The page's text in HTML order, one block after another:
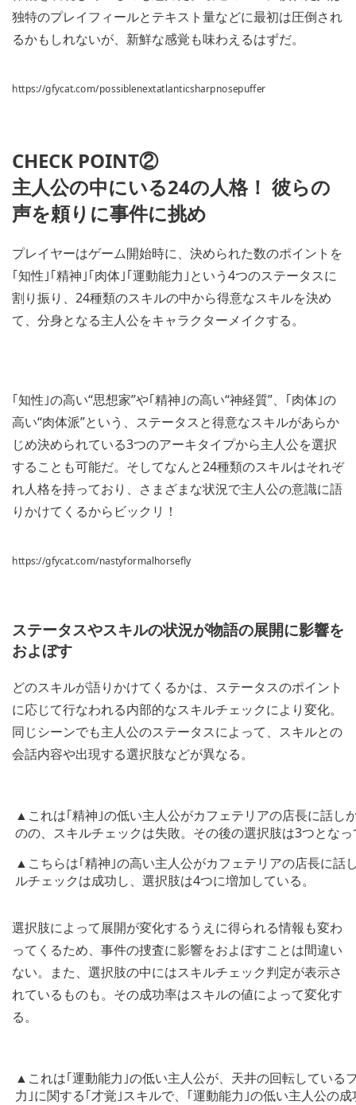
独特のプレイフィールとテキスト量などに最初は圧倒され
るかもしれないが、新鮮な感覚も味わえるはずだ。
https://gfycat.com/possiblenextatlanticsharpnosepuffer
CHECK POINT②
主人公の中にいる24の人格！ 彼らの
声を頼りに事件に挑め
プレイヤーはゲーム開始時に、決められた数のポイントを
｢知性｣｢精神｣｢肉体｣｢運動能力｣という4つのステータスに
割り振り、24種類のスキルの中から得意なスキルを決め
て、分身となる主人公をキャラクターメイクする。
｢知性｣の高い“思想家”や｢精神｣の高い“神経質”、｢肉体｣の
高い“肉体派”という、ステータスと得意なスキルがあらか
じめ決められている3つのアーキタイプから主人公を選択
することも可能だ。そしてなんと24種類のスキルはそれぞ
れ人格を持っており、さまざまな状況で主人公の意識に語
りかけてくるからビックリ！
https://gfycat.com/nastyformalhorsefly
ステータスやスキルの状況が物語の展開に影響を
およぼす
どのスキルが語りかけてくるかは、ステータスのポイント
に応じて行なわれる内部的なスキルチェックにより変化。
同じシーンでも主人公のステータスによって、スキルとの
会話内容や出現する選択肢などが異なる。
▲これは｢精神｣の低い主人公がカフェテリアの店長に話し
のの、スキルチェックは失敗。その後の選択肢は3つとな
▲こちらは｢精神｣の高い主人公がカフェテリアの店長に話
ルチェックは成功し、選択肢は4つに増加している。
選択肢によって展開が変化するうえに得られる情報も変わ
ってくるため、事件の捜査に影響をおよぼすことは間違い
ない。また、選択肢の中にはスキルチェック判定が表示さ
れているものも。その成功率はスキルの値によって変化す
る。
▲これは｢運動能力｣の低い主人公が、天井の回転している
力｣に関する｢才覚｣スキルで、｢運動能力｣の低い主人公の